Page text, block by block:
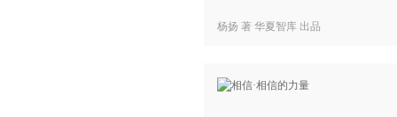
杨扬 著 华夏智库 出品